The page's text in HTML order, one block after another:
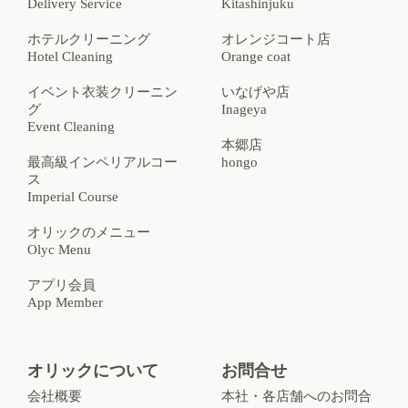
Delivery Service
ホテルクリーニング
Hotel Cleaning
イベント衣装クリーニン
グ
Event Cleaning
最高級インペリアルコー
ス
Imperial Course
オリックのメニュー
Olyc Menu
アプリ会員
App Member
Kitashinjuku
オレンジコート店
Orange coat
いなげや店
Inageya
本郷店
hongo
オリックについて
会社概要
お問合せ
本社・各店舗へのお問合